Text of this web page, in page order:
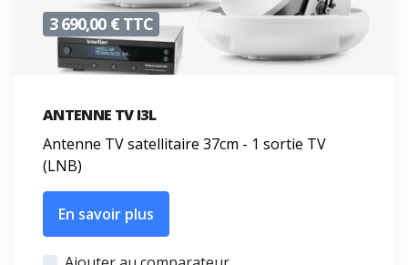
3 690,00 € TTC
ANTENNE TV I3L
Antenne TV satellitaire 37cm - 1 sortie TV
(LNB)
En savoir plus